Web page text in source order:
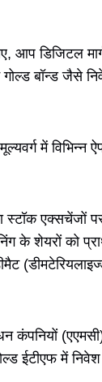
आप डिजिटल
बॉन्ड जैसे
में विभिन्न
एक्सचेंजों पर
के शेयरों को
कंपनियों
ईटीएफ में